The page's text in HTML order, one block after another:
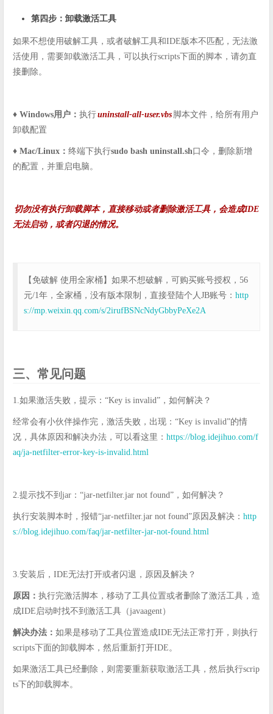
第四步：卸载激活工具
如果不想使用破解工具，或者破解工具和IDE版本不匹配，无法激
活使用，需要卸载激活工具，可以执行scripts下面的脚本，请勿直
接删除。
♦️ Windows用户： 执行uninstall-all-user.vbs 脚本文件，给所有用户
卸载配置
♦️ Mac/Linux： 终端下执行sudo bash uninstall.sh口令，删除新增
的配置，并重启电脑。
切勿没有执行卸载脚本，直接移动或者删除激活工具，会造成IDE
无法启动，或者闪退的情况。
【免破解 使用全家桶】如果不想破解，可购买账号授权，56
元/1年，全家桶，没有版本限制，直接登陆个人JB账号： http
s://mp.weixin.qq.com/s/2irufBSNcNdyGbbyPeXe2A
三、常见问题
1.如果激活失败，提示：“Key is invalid”，如何解决？
经常会有小伙伴操作完，激活失败，出现：“Key is invalid”的情
况，具体原因和解决办法，可以看这里： https://blog.idejihuo.com/f
aq/ja-netfilter-error-key-is-invalid.html
2.提示找不到jar：“jar-netfilter.jar not found”，如何解决？
执行安装脚本时，报错“jar-netfilter.jar not found”原因及解决： http
s://blog.idejihuo.com/faq/jar-netfilter-jar-not-found.html
3.安装后，IDE无法打开或者闪退，原因及解决？
原因： 执行完激活脚本，移动了工具位置或者删除了激活工具，造
成IDE启动时找不到激活工具（javaagent）
解决办法： 如果是移动了工具位置造成IDE无法正常打开，则执行
scripts下面的卸载脚本，然后重新打开IDE。
如果激活工具已经删除，则需要重新获取激活工具，然后执行scrip
ts下的卸载脚本。